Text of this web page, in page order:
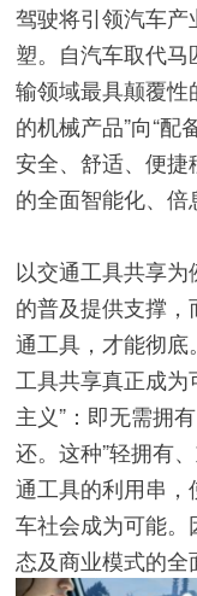
驾驶将引领汽车
塑。自汽车取代
输领域最具颠覆性
的机械产品”向“配
安全、舒适、便
的全面智能化、倍
以交通工具共享
的普及提供支撑
通工具，才能彻
工具共享真正成
主义”：即无需拥
还。这种”轻拥有
通工具的利用串
车社会成为可能
态及商业模式的全